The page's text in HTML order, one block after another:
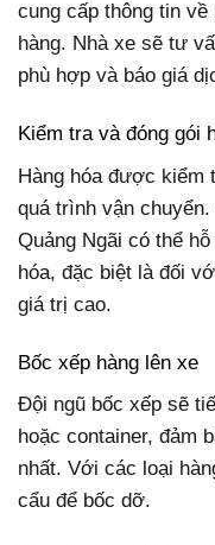
cung cấp thông tin
hàng. Nhà xe sẽ tư
phù hợp và báo giá
Kiểm tra và đóng gói
Hàng hóa được kiểm
quá trình vận
Quảng Ngãi có thể
hóa, đặc biệt là đối
giá trị cao.
Bốc xếp hàng lên xe
Đội ngũ bốc xếp sẽ
hoặc container, đảm
nhất. Với các loại
cẩu để bốc dỡ.